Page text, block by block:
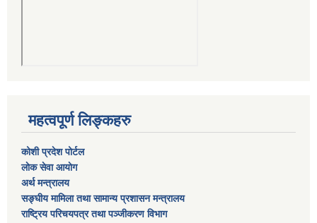
महत्वपूर्ण लिङ्कहरु
कोशी प्रदेश पोर्टल
लाेक सेवा आयाेग
अर्थ मन्त्रालय
सङ्घीय मामिला तथा सामान्य प्रशासन मन्त्रालय
राष्‍ट्रिय परिचयपत्र तथा पञ्‍जीकरण विभाग